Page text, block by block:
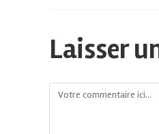
Laisser